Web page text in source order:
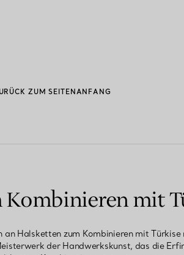
ZUM SEITENANFANG
Kombinieren mit
Halsketten zum Kombinieren mit
der Handwerkskunst, das die